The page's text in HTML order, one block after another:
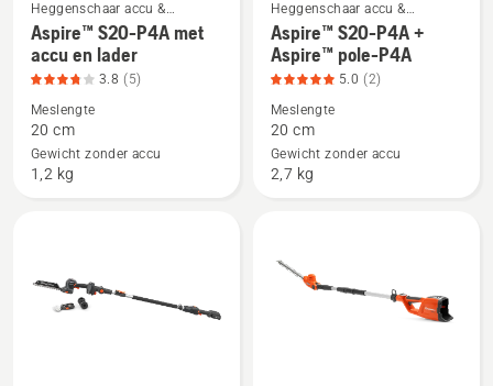
Bekijk
meer
details
over
Aspire™
S20-
P4A
lader,
productbeoordeling
Heggenschaar accu &
elektrische heggenschaar
Aspire™ S20-P4A met
accu en lader
3.8 (5)
Meslengte
20 cm
Gewicht zonder accu
1,2 kg
Bekijk
meer
details
over
Aspire™
S20-
P4A
pole-
productbeoordeling
Heggenschaar accu &
elektrische heggenschaar
Aspire™ S20-P4A +
Aspire™ pole-P4A
5.0 (2)
Meslengte
20 cm
Gewicht zonder accu
2,7 kg